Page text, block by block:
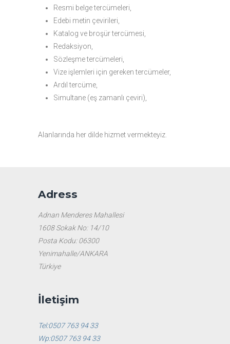
Resmi belge tercümeleri,
Edebi metin çevirileri,
Katalog ve broşür tercümesi,
Redaksiyon,
Sözleşme tercümeleri,
Vize işlemleri için gereken tercümeler,
Ardıl tercüme,
Simultane (eş zamanlı çeviri),
Alanlarında her dilde hizmet vermekteyiz.
Adress
Adnan Menderes Mahallesi
1608 Sokak No: 14/10
Posta Kodu: 06300
Yenimahalle/ANKARA
Türkiye
İletişim
Tel:0507 763 94 33
Wp:0507 763 94 33